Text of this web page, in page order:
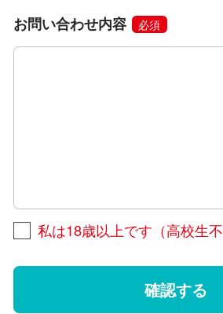
お問い合わせ内容 必須
私は18歳以上です（高校生不
確認する